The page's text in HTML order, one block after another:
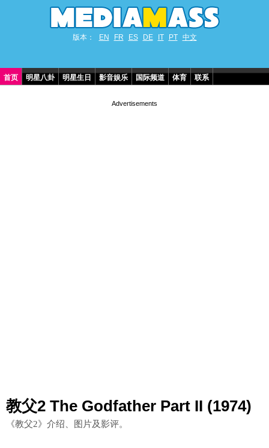
版本： EN FR ES DE IT PT 中文
首页 明星八卦 明星生日 影音娱乐 国际频道 体育 联系
教父2 The Godfather Part II (1974)
《教父2》介绍、图片及影评。